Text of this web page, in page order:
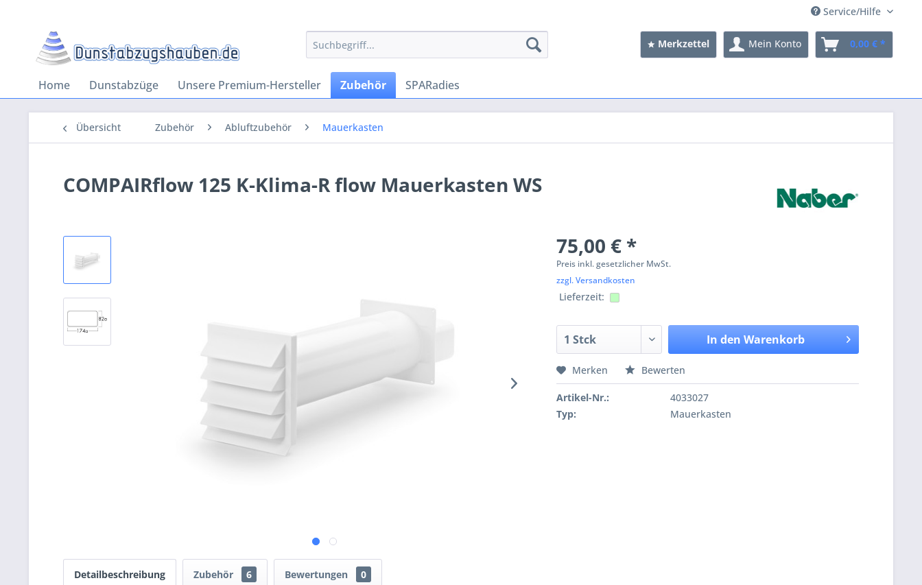
Service/Hilfe
Merkzettel Mein Konto 0,00 € *
Home Dunstabzüge Unsere Premium-Hersteller Zubehör SPARadies
Übersicht Zubehör Abluftzubehör Mauerkasten
COMPAIRflow 125 K-Klima-R flow Mauerkasten WS
75,00 € *
Preis inkl. gesetzlicher MwSt.
zzgl. Versandkosten
Lieferzeit:
In den Warenkorb
Merken Bewerten
Artikel-Nr.:
4033027
Typ:
Mauerkasten
Detailbeschreibung Zubehör 6 Bewertungen 0